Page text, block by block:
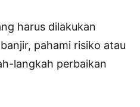
harus dilakukan
pahami risiko atau
langkah perbaikan